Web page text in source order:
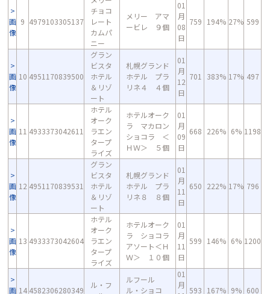
画
像
9 4979103305137
チョコ
レート
カムパ
ニー
メリー アマ
ービレ ９個
01
月
08
日
759 194% 27% 599
画
像
10 4951170839500
グラン
ビスタ
ホテル
＆リゾ
ート
札幌グランド
ホテル プラ
リネ４ ４個
01
月
12
日
701 383% 17% 497
画
像
11 4933373042611
ホテル
オーク
ラエン
タープ
ライズ
ホテルオーク
ラ マカロン
ショコラ ＜
ＨＷ＞ ５個
01
月
09
日
668 226% 6% 1198
画
像
12 4951170839531
グラン
ビスタ
ホテル
＆リゾ
ート
札幌グランド
ホテル プラ
リネ８ ８個
01
月
11
日
650 222% 17% 796
画
像
13 4933373042604
ホテル
オーク
ラエン
タープ
ライズ
ホテルオーク
ラ ショコラ
アソート＜Ｈ
Ｗ＞ １０個
01
月
11
日
599 146% 6% 1200
画 14 4582306280349
ル・フ
ルフール
ル・ショコ
01
月
593 167% 9% 600